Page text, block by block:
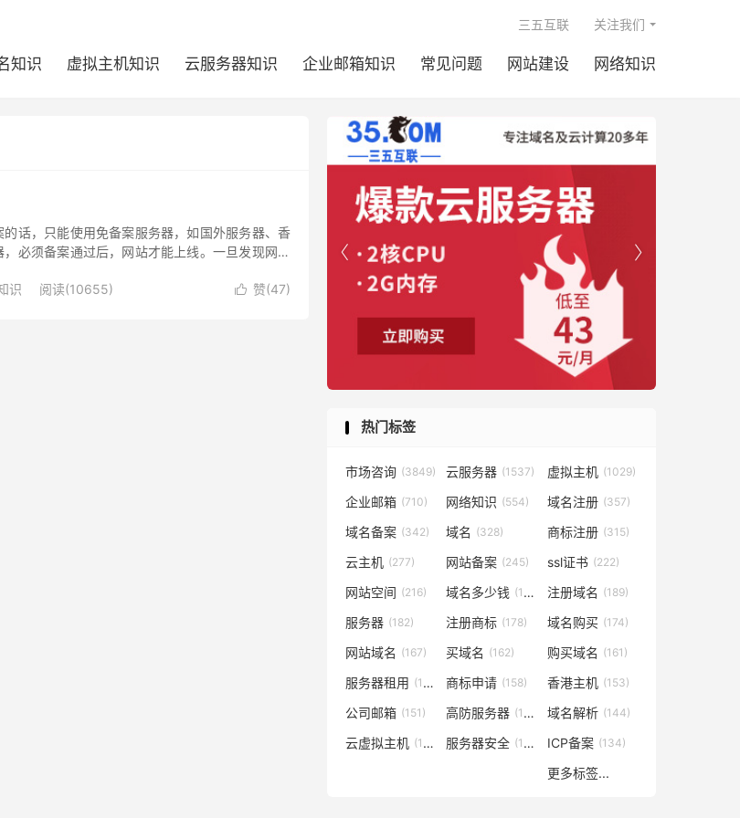
知识 虚拟主机知识 云服务器知识 企业邮箱知识 常见问题 网站建设 网络知识
三五互联 关注我们
话，只能使用免备案服务器，如国外服务器、香
必须备案通过后，网站才能上线。一旦发现网站
识 阅读(10655)  赞(47)


热门标签
市场咨询 (3849) 云服务器 (1537) 虚拟主机 (1029)
企业邮箱 (710) 网络知识 (554) 域名注册 (357)
域名备案 (342) 域名 (328) 商标注册 (315)
云主机 (277) 网站备案 (245) ssl证书 (222)
网站空间 (216) 域名多少钱 (194) 注册域名 (189)
服务器 (182) 注册商标 (178) 域名购买 (174)
网站域名 (167) 买域名 (162) 购买域名 (161)
服务器租用 (160) 商标申请 (158) 香港主机 (153)
公司邮箱 (151) 高防服务器 (146) 域名解析 (144)
云虚拟主机 (140) 服务器安全 (137) ICP备案 (134)
更多标签...